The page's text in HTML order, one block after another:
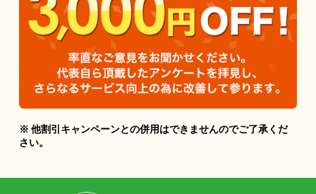
※ 他割引キャンペーンとの併用はできませんのでご了承くだ
さい。